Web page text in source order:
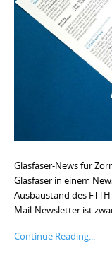
Glasfaser-News für
Glasfaser in einem
Ausbaustand des
Mail-Newsletter ist
Continue Reading...